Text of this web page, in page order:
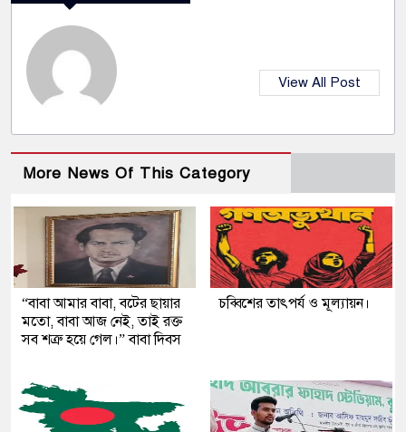
View All Post
More News Of This Category
“বাবা আমার বাবা, বটের ছায়ার
মতো, বাবা আজ নেই, তাই রক্ত
সব শত্রু হয়ে গেল।” বাবা দিবস
চব্বিশের তাৎপর্য ও মূল্যায়ন।